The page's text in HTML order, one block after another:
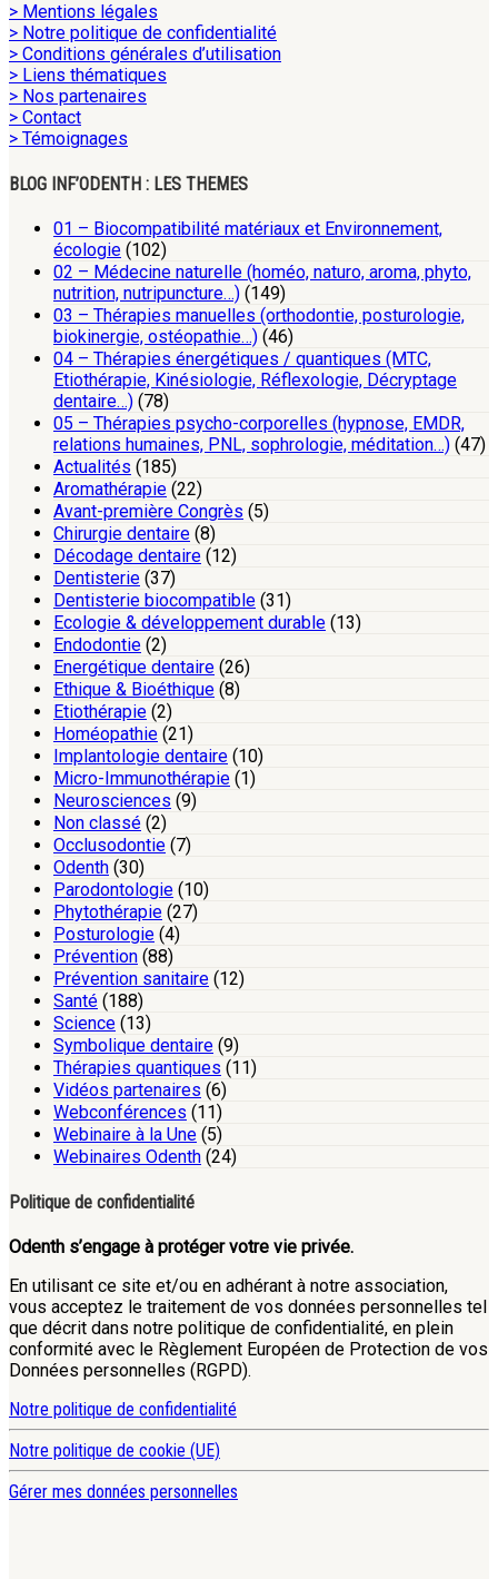
> Mentions légales
> Notre politique de confidentialité
> Conditions générales d’utilisation
> Liens thématiques
> Nos partenaires
> Contact
> Témoignages
BLOG INF’ODENTH : LES THEMES
01 – Biocompatibilité matériaux et Environnement,
écologie (102)
02 – Médecine naturelle (homéo, naturo, aroma, phyto,
nutrition, nutripuncture…) (149)
03 – Thérapies manuelles (orthodontie, posturologie,
biokinergie, ostéopathie…) (46)
04 – Thérapies énergétiques / quantiques (MTC,
Etiothérapie, Kinésiologie, Réflexologie, Décryptage
dentaire…) (78)
05 – Thérapies psycho-corporelles (hypnose, EMDR,
relations humaines, PNL, sophrologie, méditation…) (47)
Actualités (185)
Aromathérapie (22)
Avant-première Congrès (5)
Chirurgie dentaire (8)
Décodage dentaire (12)
Dentisterie (37)
Dentisterie biocompatible (31)
Ecologie & développement durable (13)
Endodontie (2)
Energétique dentaire (26)
Ethique & Bioéthique (8)
Etiothérapie (2)
Homéopathie (21)
Implantologie dentaire (10)
Micro-Immunothérapie (1)
Neurosciences (9)
Non classé (2)
Occlusodontie (7)
Odenth (30)
Parodontologie (10)
Phytothérapie (27)
Posturologie (4)
Prévention (88)
Prévention sanitaire (12)
Santé (188)
Science (13)
Symbolique dentaire (9)
Thérapies quantiques (11)
Vidéos partenaires (6)
Webconférences (11)
Webinaire à la Une (5)
Webinaires Odenth (24)
Politique de confidentialité
Odenth s’engage à protéger votre vie privée.
En utilisant ce site et/ou en adhérant à notre association,
vous acceptez le traitement de vos données personnelles tel
que décrit dans notre politique de confidentialité, en plein
conformité avec le Règlement Européen de Protection de vos
Données personnelles (RGPD).
Notre politique de confidentialité
Notre politique de cookie (UE)
Gérer mes données personnelles